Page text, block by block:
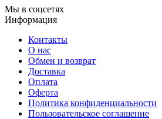
Мы в соцсетях
Информация
Контакты
О нас
Обмен и возврат
Доставка
Оплата
Оферта
Политика конфиденциальности
Пользовательское соглашение